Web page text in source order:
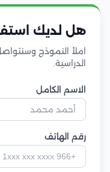
هل لديك
املأ النموذج
الدراسية.
الاسم الكامل
رقم الهاتف